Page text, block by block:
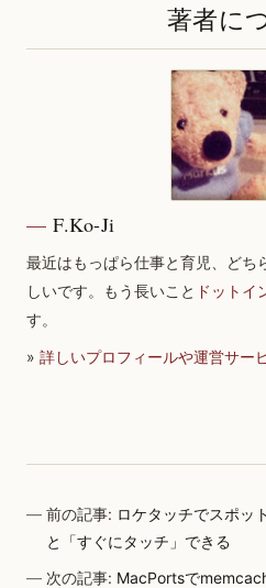
著者に
F.Ko-Ji
最近はもっぱら仕事と育児、どち
しいです。もう長いこと ドットイ
す。
» 詳しいプロフィールや運営サー
前の記事: ロケタッチでスポッ
と「すぐにタッチ」できる
次の記事: MacPortsで